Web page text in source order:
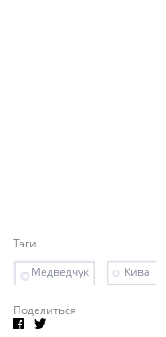
Тэги
Медведчук
Кива
Поделиться